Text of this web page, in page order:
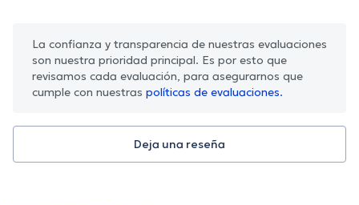
La confianza y transparencia de nuestras evaluaciones
son nuestra prioridad principal. Es por esto que
revisamos cada evaluación, para asegurarnos que
cumple con nuestras políticas de evaluaciones.
Deja una reseña